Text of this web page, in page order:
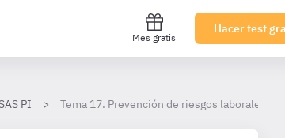
Mes gratis
Hacer test
PI Tema 17. Prevención de riesgos laborales en